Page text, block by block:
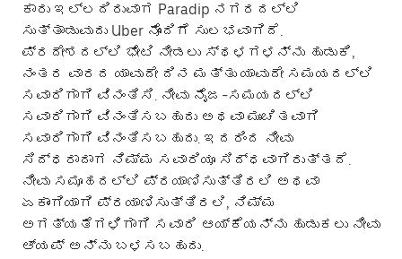
ಕಾರು ಇಲ್ಲದಿರುವಾಗ Paradip ನಗರದಲ್ಲಿ
ಸುತ್ತಾಡುವುದು Uber ನೊಂದಿಗೆ ಸುಲಭವಾಗಿದೆ.
ಪ್ರದೇಶದಲ್ಲಿ ಭೇಟಿ ನೀಡಲು ಸ್ಥಳಗಳನ್ನು ಹುಡುಕಿ,
ನಂತರ ವಾರದ ಯಾವುದೇ ದಿನ ಮತ್ತು ಯಾವುದೇ ಸಮಯದಲ್ಲಿ
ಸವಾರಿಗಾಗಿ ವಿನಂತಿಸಿ. ನೀವು ನೈಜ-ಸಮಯದಲ್ಲಿ
ಸವಾರಿಗಾಗಿ ವಿನಂತಿಸಬಹುದು ಅಥವಾ ಮುಂಚಿತವಾಗಿ
ಸವಾರಿಗಾಗಿ ವಿನಂತಿಸಬಹುದು. ಇದರಿಂದ ನೀವು
ಸಿದ್ಧರಾದಾಗ ನಿಮ್ಮ ಸವಾರಿಯೂ ಸಿದ್ಧವಾಗಿರುತ್ತದೆ.
ನೀವು ಸಮೂಹದಲ್ಲಿ ಪ್ರಯಾಣಿಸುತ್ತಿರಲಿ ಅಥವಾ
ಏಕಾಂಗಿಯಾಗಿ ಪ್ರಯಾಣಿಸುತ್ತಿರಲಿ, ನಿಮ್ಮ
ಅಗತ್ಯತೆಗಳಿಗಾಗಿ ಸವಾರಿ ಆಯ್ಕೆಯನ್ನು ಹುಡುಕಲು ನೀವು
ಆ್ಯಪ್ ಅನ್ನು ಬಳಸಬಹುದು.